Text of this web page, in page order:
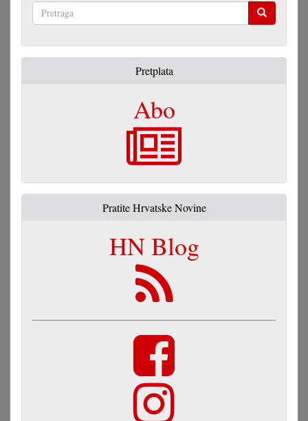
Pretplata
Abo
Pratite Hrvatske Novine
HN Blog